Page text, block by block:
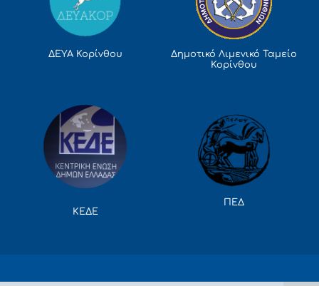
ΔΕΥΑ Κορίνθου
Δημοτικό Λιμενικό Ταμείο
Κορίνθου
ΚΕΔΕ
ΠΕΔ